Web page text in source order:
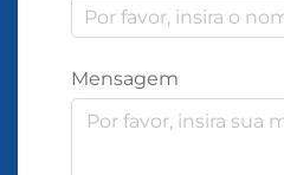
Mensagem